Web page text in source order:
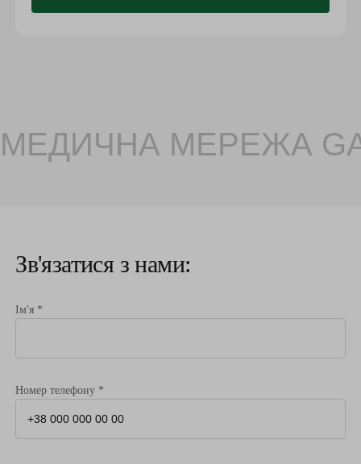
МЕДИЧНА МЕРЕЖА
Зв'язатися з нами:
Ім'я *
Номер телефону *